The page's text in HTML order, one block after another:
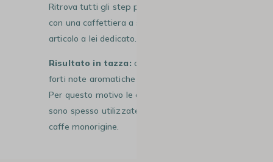
Ritrova tutti gli step per preparare il caffè
con una caffettiera a stantuffo
articolo a lei dedicato
Risultato in tazza: otterrai un caffè con
forti note aromatiche e più consistente.
Per questo motivo le caffettiere
sono spesso utilizzate per degustare
caffe monorigine.